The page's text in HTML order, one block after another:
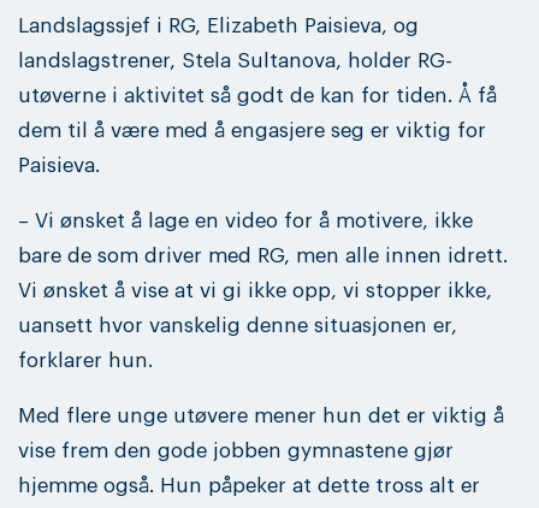
Landslagssjef i RG, Elizabeth Paisieva, og
landslagstrener, Stela Sultanova, holder RG-
utøverne i aktivitet så godt de kan for tiden. Å få
dem til å være med å engasjere seg er viktig for
Paisieva.
– Vi ønsket å lage en video for å motivere, ikke
bare de som driver med RG, men alle innen idrett.
Vi ønsket å vise at vi gi ikke opp, vi stopper ikke,
uansett hvor vanskelig denne situasjonen er,
forklarer hun.
Med flere unge utøvere mener hun det er viktig å
vise frem den gode jobben gymnastene gjør
hjemme også. Hun påpeker at dette tross alt er